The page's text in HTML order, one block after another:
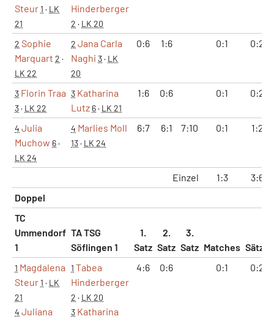
Steur1 · LK
21
Hinderberger
2 · LK 20
2 Sophie
Marquart 2 ·
LK 22
2 Jana Carla
Naghi 3· LK
20
0:6 1:6 0:1 0:2
3 Florin Traa
3· LK 22
3 Katharina
Lutz 6· LK 21
1:6 0:6 0:1 0:2
4 Julia
Muchow 6·
LK 24
4 Marlies Moll
13· LK 24
6:7 6:1 7:10 0:1 1:2
Einzel 1:3
3:6
Doppel
TC
Ummendorf
1
TA TSG
Söflingen 1
1.
Satz
2.
Satz
3.
Satz Matches Sätze
1 Magdalena
Steur1 · LK
21
4 Juliana
1 Tabea
Hinderberger
2 · LK 20
3 Katharina
4:6 0:6 0:1 0:2